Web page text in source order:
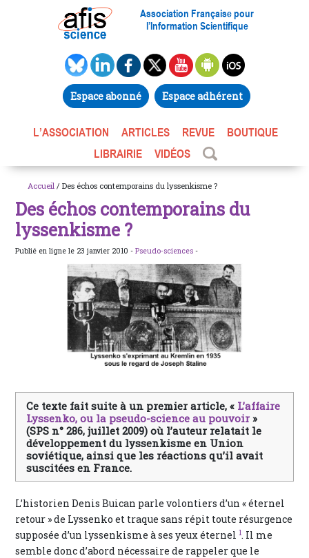
Association Française pour
l’Information Scientifique
Espace abonné Espace adhérent
L’ASSOCIATION ARTICLES REVUE
BOUTIQUE
LIBRAIRIE
VIDÉOS
Accueil / Des échos contemporains du lyssenkisme ?
Des échos contemporains du
lyssenkisme ?
Publié en ligne le 23 janvier 2010 -Pseudo-sciences -
Ce texte fait suite à un premier article, « L’affaire
Lyssenko, ou la pseudo-science au pouvoir »
(SPS n° 286, juillet 2009) où l’auteur relatait le
développement du lyssenkisme en Union
soviétique, ainsi que les réactions qu’il avait
suscitées en France.
L’historien Denis Buican parle volontiers d’un « éternel
retour » de Lyssenko et traque sans répit toute résurgence
supposée d’un lyssenkisme à ses yeux éternel 1. Il me
semble donc d’abord nécessaire de rappeler que le